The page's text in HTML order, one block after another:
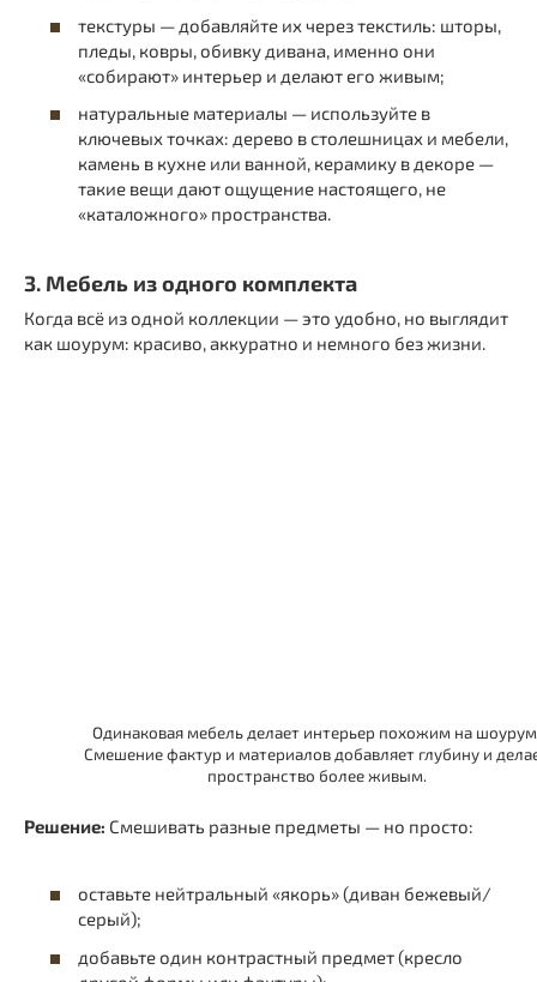
текстуры — добавляйте их через текстиль: шторы,
пледы, ковры, обивку дивана, именно они
«собирают» интерьер и делают его живым;
натуральные материалы — используйте в
ключевых точках: дерево в столешницах и мебели,
камень в кухне или ванной, керамику в декоре —
такие вещи дают ощущение настоящего, не
«каталожного» пространства.
3. Мебель из одного комплекта
Когда всё из одной коллекции — это удобно, но выглядит
как шоурум: красиво, аккуратно и немного без жизни.
Одинаковая мебель делает интерьер похожим на
Смешение фактур и материалов добавляет глубину и
пространство более живым.
Решение: Смешивать разные предметы — но просто:
оставьте нейтральный «якорь» (диван бежевый/
серый);
добавьте один контрастный предмет (кресло